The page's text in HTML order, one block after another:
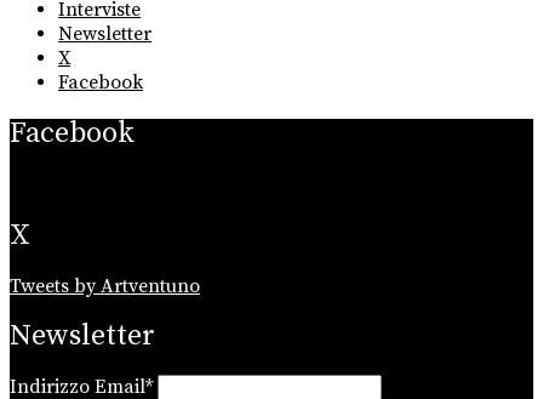
Interviste
Newsletter
X
Facebook
Facebook
X
Tweets by Artventuno
Newsletter
Indirizzo Email*